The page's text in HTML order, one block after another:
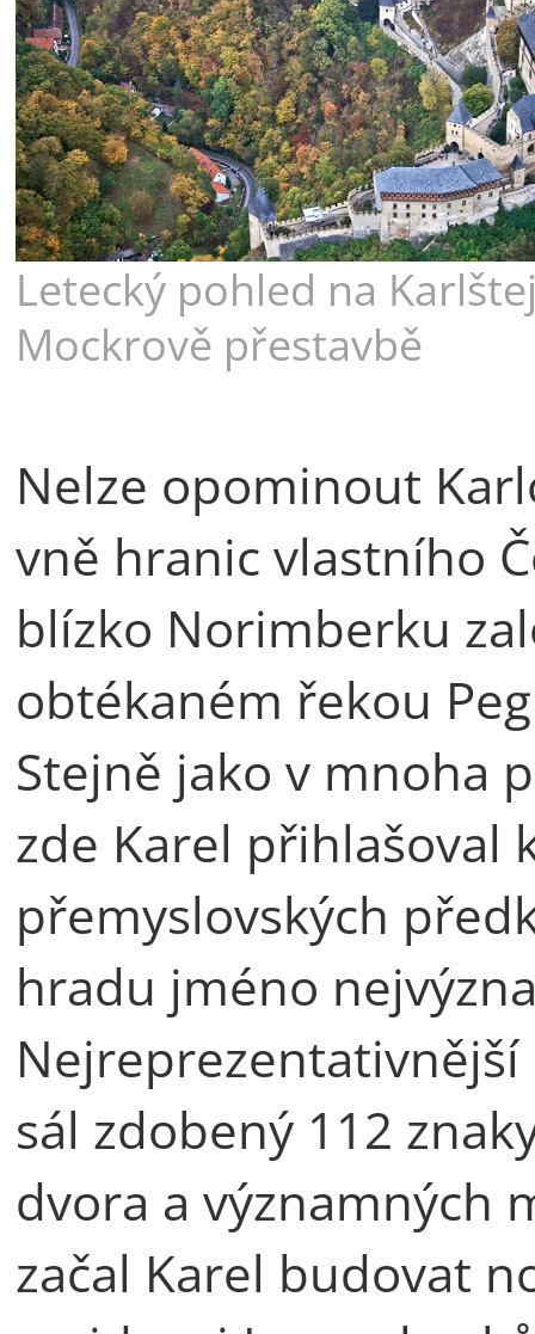
Letecký pohled na
Mockrově přestavbě
Nelze opominout
vně hranic vlastního
blízko Norimberku
obtékaném řekou
Stejně jako v mnoha
zde Karel přihlašoval
přemyslovských
hradu jméno
sál zdobený 112
dvora a významných
začal Karel budovat